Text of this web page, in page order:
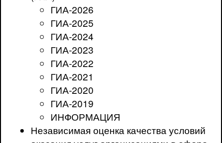
ГИА-2026
ГИА-2025
ГИА-2024
ГИА-2023
ГИА-2022
ГИА-2021
ГИА-2020
ГИА-2019
ИНФОРМАЦИЯ
Независимая оценка качества условий